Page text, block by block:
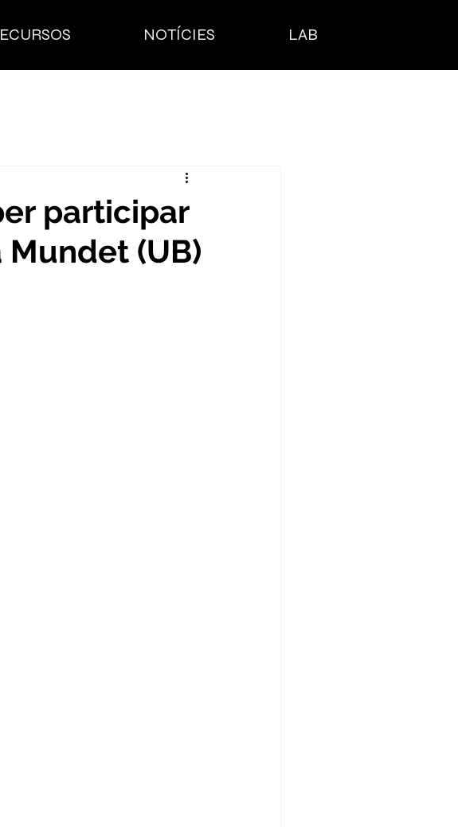
NOTÍCIES LAB
participar
Mundet (UB)